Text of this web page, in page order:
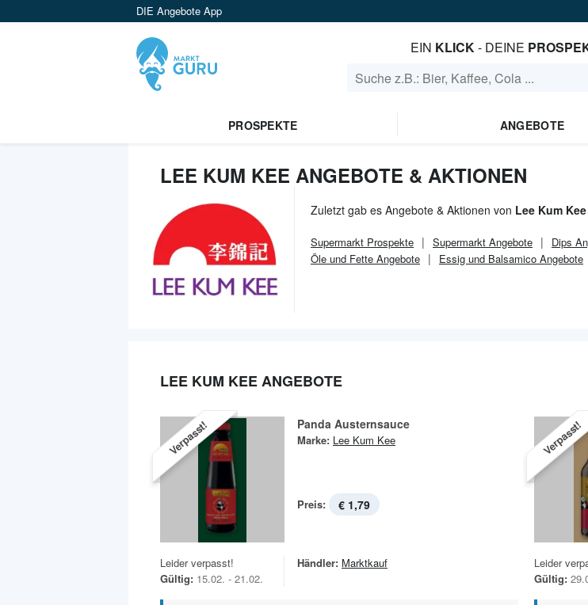
DIE Angebote App
EIN KLICK- DEINE
PROSPEKTE ANGEBOTE
LEE KUM KEE ANGEBOTE & AKTIONEN
Zuletzt gab es Angebote & Aktionen von Lee Kum Kee
Supermarkt Prospekte Supermarkt Angebote Dips
Öle und Fette Angebote
Essig und Balsamico Angebote
LEE KUM KEE ANGEBOTE
Verpasst! Panda Austernsauce
Marke: Lee Kum Kee
Preis: € 1,79
Leider verpasst!
Gültig: 15.02. - 21.02.
Händler: Marktkauf
Verpasst!
Leider
Gültig: